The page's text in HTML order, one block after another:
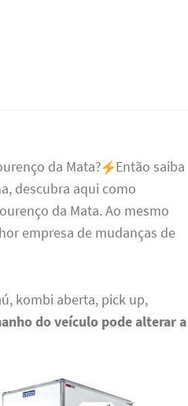
da Mata?
Então saiba
descubra aqui como
da Mata. Ao mesmo
empresa de mudanças de
kombi aberta, pick up,
do veículo pode alterar a